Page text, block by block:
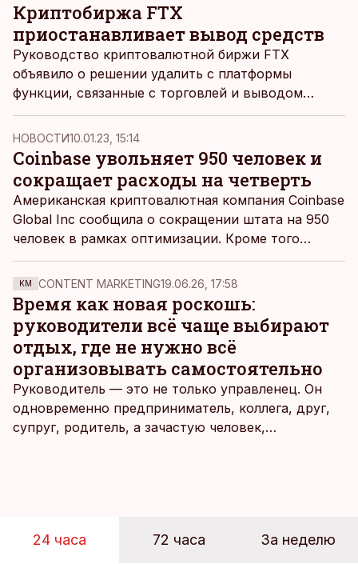
Криптобиржа FTX
приостанавливает вывод средств
Руководство криптовалютной биржи FTX
объявило о решении удалить с платформы
функции, связанные с торговлей и выводом
средств, сообщает CNBC.
НОВОСТИ10.01.23, 15:14
Coinbase увольняет 950 человек и
сокращает расходы на четверть
Американская криптовалютная компания Coinbase
Global Inc сообщила о сокращении штата на 950
человек в рамках оптимизации. Кроме того
менеджменту предстоит на четверть снизить
операционные расходы.
KM CONTENT MARKETING19.06.26, 17:58
Время как новая роскошь:
руководители всё чаще выбирают
отдых, где не нужно всё
организовывать самостоятельно
Руководитель — это не только управленец. Он
одновременно предприниматель, коллега, друг,
супруг, родитель, а зачастую человек,
человека. Поэтому от отдыха все чаще ждут не
24 часа 72 часа За неделю